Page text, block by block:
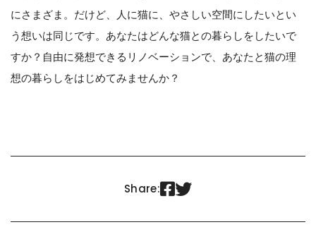
にさまざま。だけど、人に猫に、やさしい空間にしたいとい
う想いは同じです。あなたはどんな猫との暮らしをしたいで
すか？自由に発想できるリノベーションで、あなたと猫の理
想の暮らしをはじめてみませんか？
Share:  